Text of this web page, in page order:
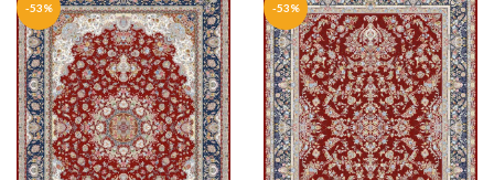
-53% -53%